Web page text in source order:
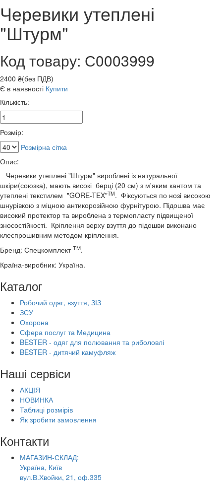
Черевики утеплені
"Штурм"
Код товару: С0003999
2400 ₴(без ПДВ)
Є в наявності Купити
Кількість:
Розмір:
Розмірна сітка
Опис:
Черевики утеплені "Штурм" вироблені із натуральної
шкіри(союзка), мають високі берці (20 см) з м'яким кантом та
утеплені текстилем "GORE-TEX"TM. Фіксуються по нозі високою
шнурівкою з міцною антикорозійною фурнітурою. Підошва має
високий протектор та вироблена з термопласту підвищеної
зносостійкості. Кріплення верху взуття до підошви виконано
клеєпрошивним методом кріплення.
Бренд: Спецкомплект ТМ.
Країна-виробник: Україна.
Каталог
Робочий одяг, взуття, ЗІЗ
ЗСУ
Охорона
Сфера послуг та Медицина
BESTER - одяг для полювання та риболовлі
BESTER - дитячий камуфляж
Наші сервіси
АКЦІЯ
НОВИНКА
Таблиці розмірів
Як зробити замовлення
Контакти
МАГАЗИН-СКЛАД:
Україна, Київ
вул.В.Хвойки, 21, оф.335